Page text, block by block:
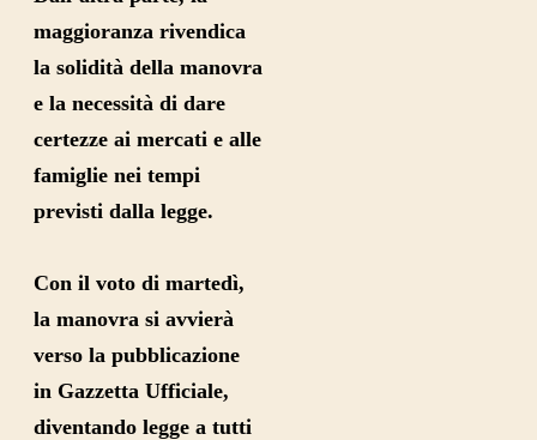
maggioranza rivendica
la solidità della manovra
e la necessità di dare
certezze ai mercati e alle
famiglie nei tempi
previsti dalla legge.
Con il voto di martedì,
la manovra si avvierà
verso la pubblicazione
in Gazzetta Ufficiale,
diventando legge a tutti